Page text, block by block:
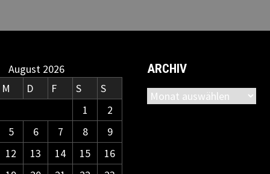
August 2026
M D F S
S
1
2
5 6 7 8
9
12 13 14 15
16
ARCHIV
Archiv